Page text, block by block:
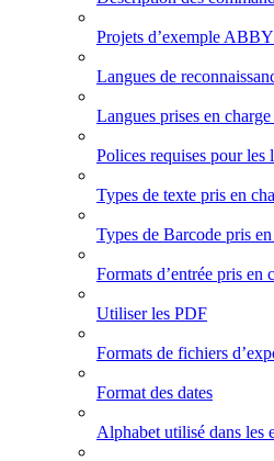
Projets d’exemple
Langues de
Langues prises en
Polices requises pour les
Types de texte pris en
Types de Barcode pris
Formats d’entrée pris en
Utiliser les PDF
Formats de fichiers
Format des dates
Alphabet utilisé dans les